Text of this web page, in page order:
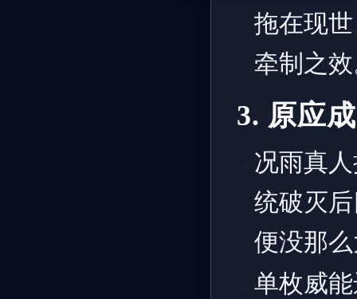
拖在现
牵制之
3. 原应
况雨真
统破灭
便没那
单枚威